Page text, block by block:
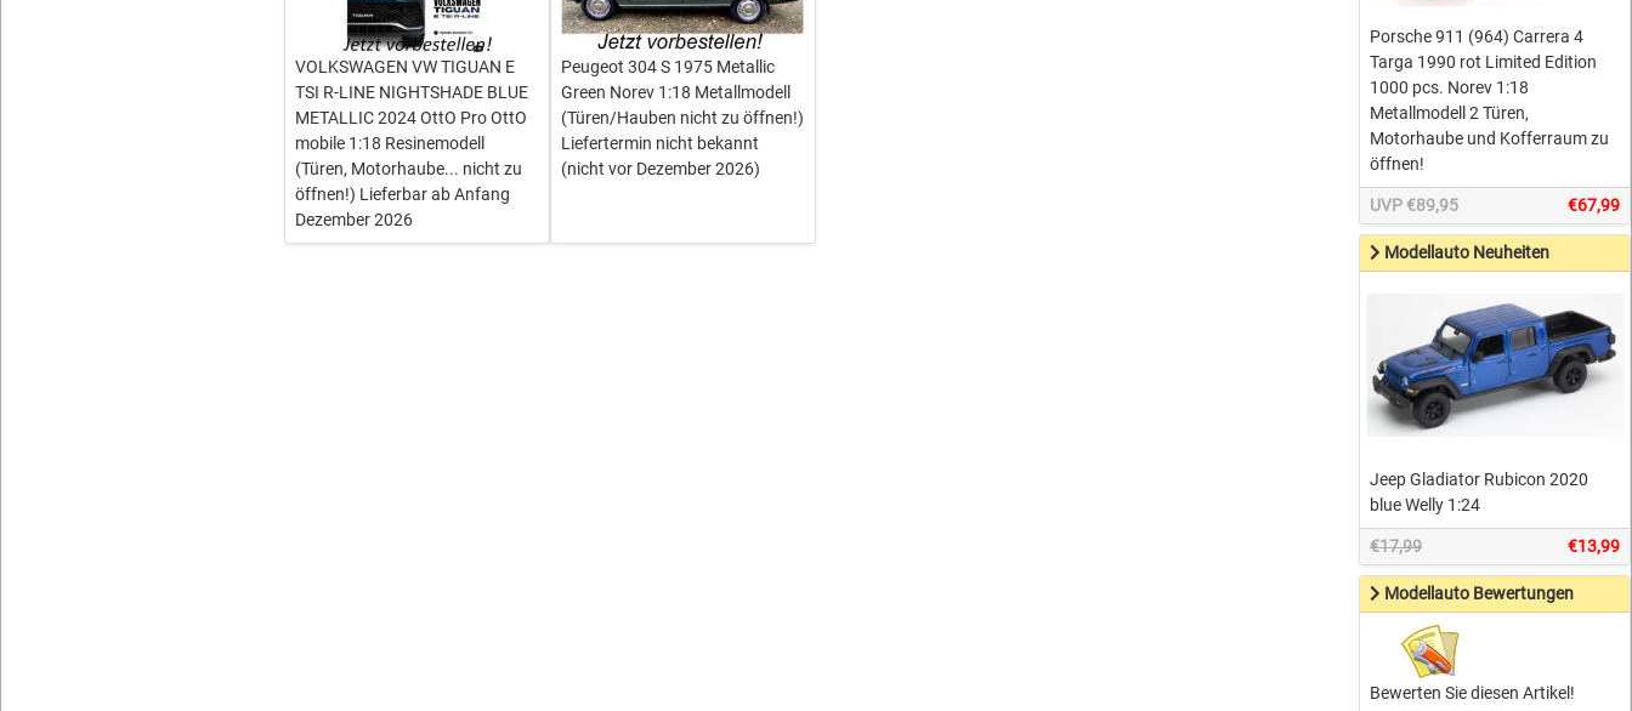
VOLKSWAGEN VW TIGUAN E
TSI R-LINE NIGHTSHADE BLUE
METALLIC 2024 OttO Pro OttO
mobile 1:18 Resinemodell
(Türen, Motorhaube... nicht zu
öffnen!) Lieferbar ab Anfang
Dezember 2026
Peugeot 304 S 1975 Metallic
Green Norev 1:18 Metallmodell
(Türen/Hauben nicht zu öffnen!)
Liefertermin nicht bekannt
(nicht vor Dezember 2026)
Porsche 911 (964) Carrera 4
Targa 1990 rot Limited Edition
1000 pcs. Norev 1:18
Metallmodell 2 Türen,
Motorhaube und Kofferraum zu
öffnen!
UVP €89,95 €67,99
Modellauto Neuheiten
Jeep Gladiator Rubicon 2020
blue Welly 1:24
€17,99 €13,99
Modellauto Bewertungen
Bewerten Sie diesen Artikel!